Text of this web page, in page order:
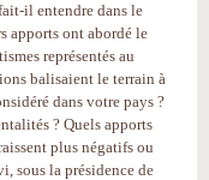
il entendre dans le
apports ont abordé le
représentés au
balisaient le terrain à
dans votre pays ?
? Quels apports
plus négatifs ou
sous la présidence de